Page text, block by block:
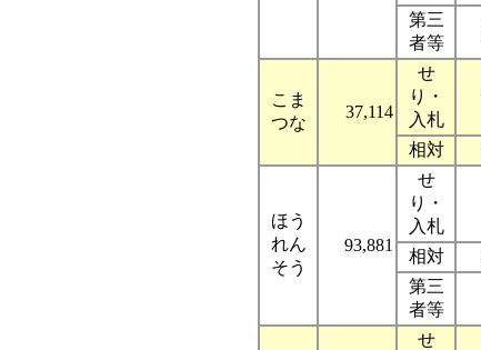
第三
者等
こま
つな
37,114
せ
り・
入札
相対
ほう
れん
そう
93,881
せ
り・
入札
相対
第三
者等
せ